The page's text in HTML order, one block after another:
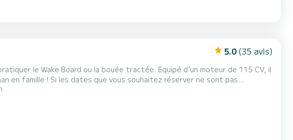
5.0 (35 avis)
le Wake Board ou la bouée tractée. Equipé d'un moteur de 115 CV, il
réserver ne sont pas
puissions vous proposer des solutions alternatives.